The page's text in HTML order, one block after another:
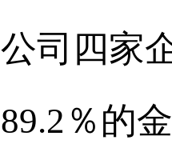
公司四家
89.2％的